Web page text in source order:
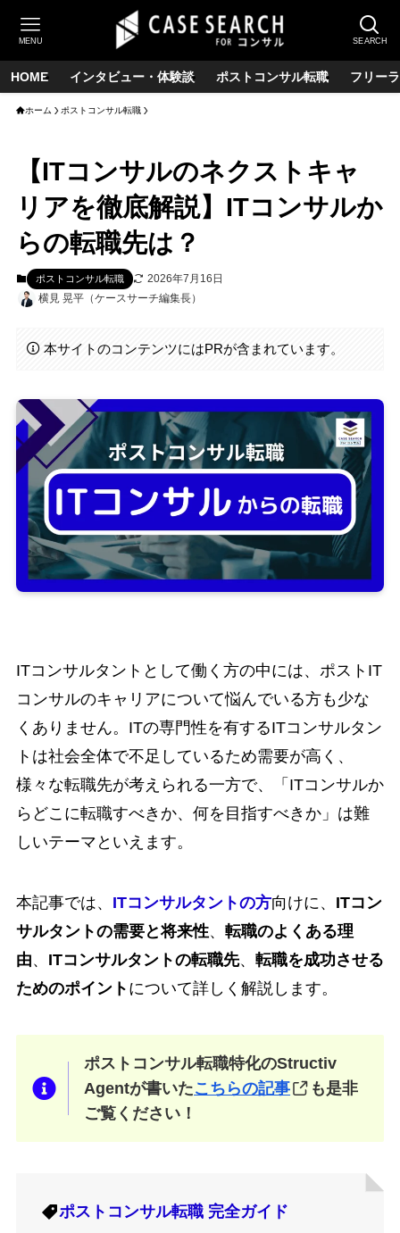
SEARCH
MENU
HOME インタビュー・体験談 ポストコンサル転職 フリー
ホーム ポストコンサル転職
【ITコンサルのネクストキャ
リアを徹底解説】ITコンサルか
らの転職先は？
ポストコンサル転職
2026年7月16日
横見 晃平（ケースサーチ編集長）
本サイトのコンテンツにはPRが含まれています。
ITコンサルタントとして働く方の中には、ポストIT
コンサルのキャリアについて悩んでいる方も少な
くありません。ITの専門性を有するITコンサルタン
トは社会全体で不足しているため需要が高く、
様々な転職先が考えられる一方で、「ITコンサルか
らどこに転職すべきか、何を目指すべきか」は難
しいテーマといえます。
本記事では、 ITコンサルタントの方向けに、 ITコン
サルタントの需要と将来性、 転職のよくある理
由、 ITコンサルタントの転職先、 転職を成功させる
ためのポイント について詳しく解説します。
ポストコンサル転職特化のStructiv
Agentが書いたこちらの記事
も是非
ご覧ください！
ポストコンサル転職 完全ガイド